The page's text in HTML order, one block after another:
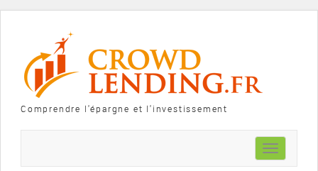
Comprendre l'épargne et l'investissement
Toggle
navigation